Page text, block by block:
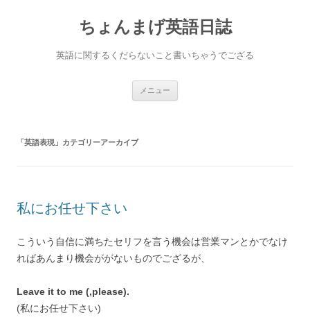
ちょんまげ英語日誌
英語に関するくだらないこと書いちゃうでござる
メニュー
「英語表現 」カテゴリーアーカイブ
私にお任せ下さい
こういう自信に満ちたセリフを言う機会は営業マンとかでなけ
ればあんまり機会ががないものでござるが、
Leave it to me (,please).
(私にお任せ下さい)